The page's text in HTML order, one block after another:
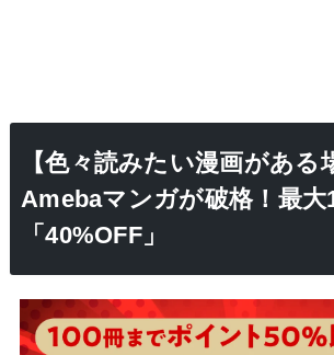
【色々読みたい漫画がある
Amebaマンガが破格！最大
「40%OFF」